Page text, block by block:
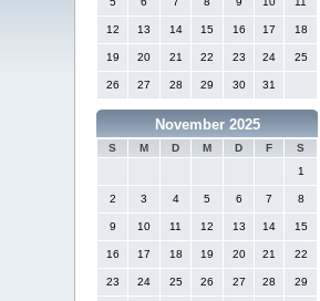
12 13 14 15 16 17 18
19 20 21 22 23 24 25
26 27 28 29 30 31
November 2025
S M D M D F
S
1
2 3 4 5 6 7 8
9 10 11 12 13 14 15
16 17 18 19 20 21 22
23 24 25 26 27 28 29